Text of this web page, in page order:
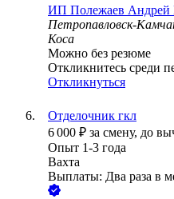
ИП Полежаев Андрей
Петропавловск-
Коса
Можно без резюме
Откликнитесь среди
Откликнуться
Отделочник гкл
6 000 ₽ за смену, до
Опыт 1-3 года
Вахта
Выплаты: Два раза в